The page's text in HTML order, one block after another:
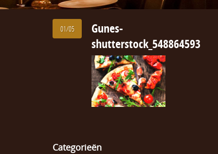
01/05
Gunes-
shutterstock_548864593
Categorieën